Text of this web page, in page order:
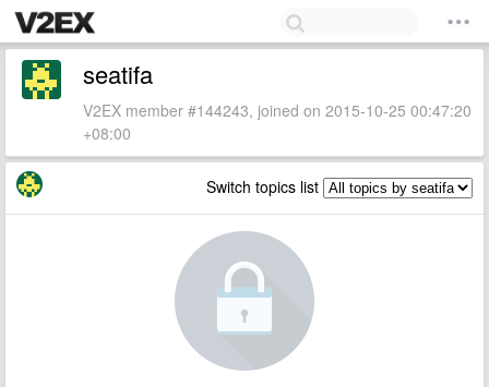
seatifa
V2EX member #144243, joined on 2015-10-25 00:47:20
+08:00
Switch topics list